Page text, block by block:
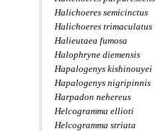
Halichoeres semicinctus
Halichoeres trimaculatus
Halieutaea fumosa
Halophryne diemensis
Hapalogenys kishinouyei
Hapalogenys nigripinnis
Harpadon nehereus
Helcogramma ellioti
Helcogramma striata